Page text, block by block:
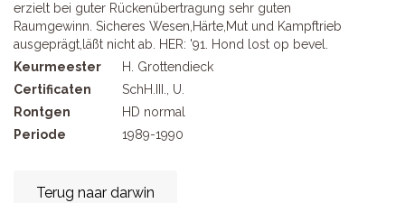
erzielt bei guter Rückenübertragung sehr guten
Raumgewinn. Sicheres Wesen,Härte,Mut und Kampftrieb
ausgeprägt,läßt nicht ab. HER: '91. Hond lost op bevel.
Keurmeester
H. Grottendieck
Certificaten
SchH.III., U.
Rontgen
HD normal
Periode
1989-1990
Terug naar darwin